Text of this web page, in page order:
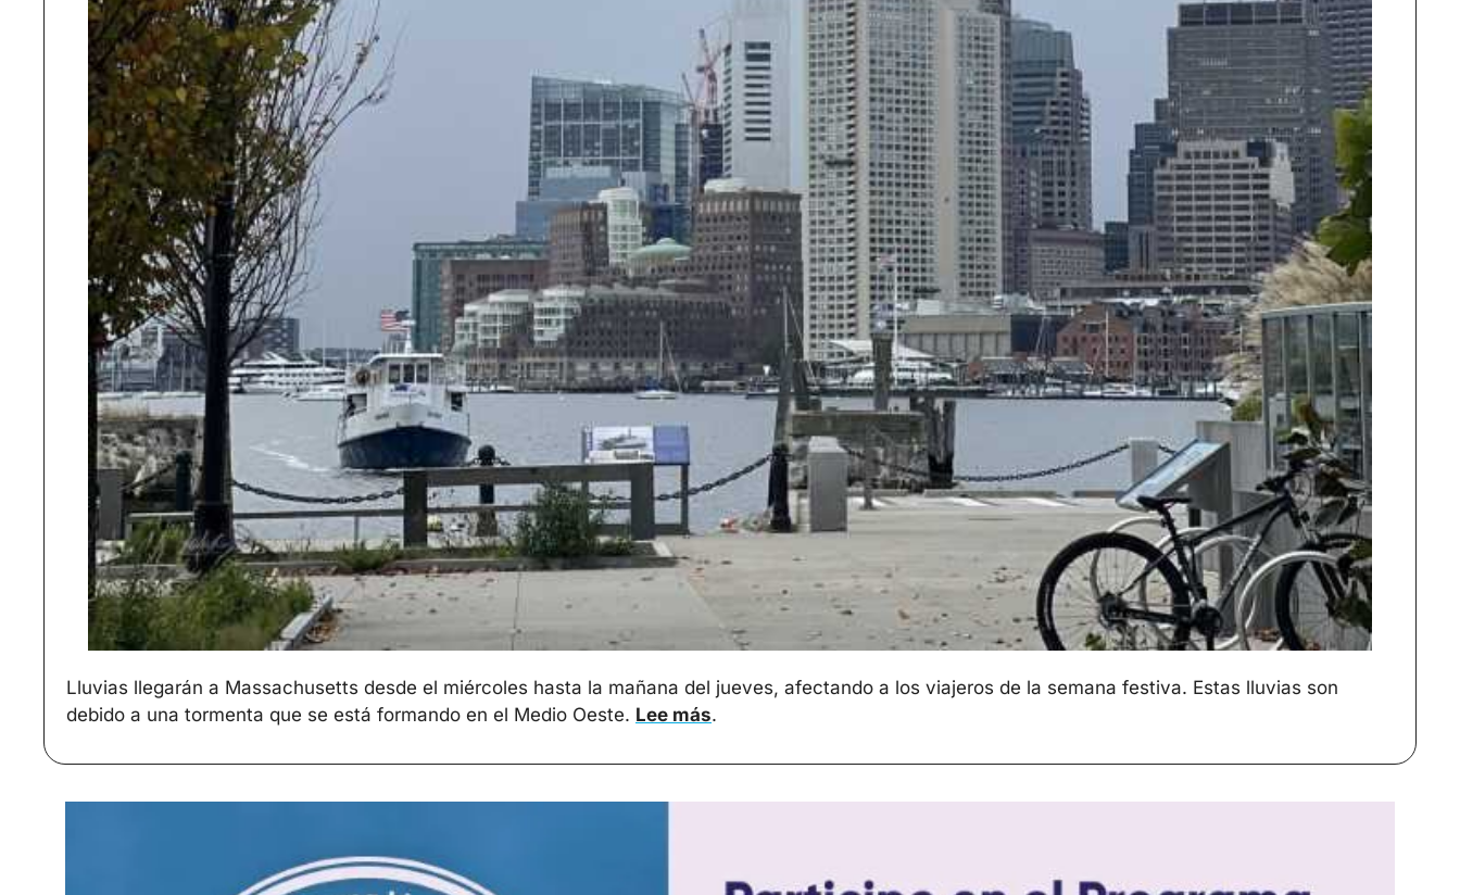
Lluvias llegarán a Massachusetts desde el miércoles hasta la mañana del jueves, afectando a los viajeros de la semana festiva. Estas lluvias son
debido a una tormenta que se está formando en el Medio Oeste. Lee más.